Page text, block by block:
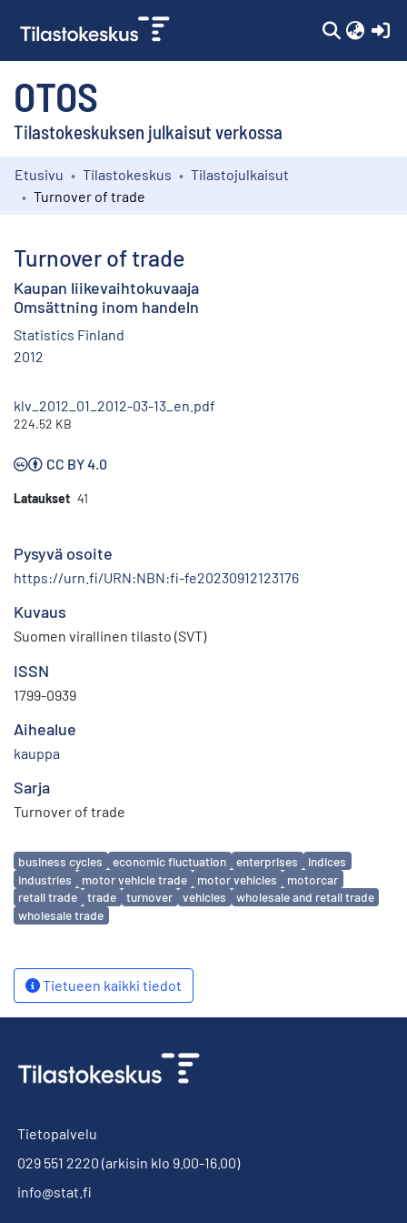
OTOS
Tilastokeskuksen julkaisut verkossa
Kokoelmat
Etusivu Tilastokeskus
Tilastojulkaisut
Turnover of trade
Turnover of trade
Kaupan liikevaihtokuvaaja
Omsättning inom handeln
Statistics Finland
2012
klv_2012_01_2012-03-13_en.pdf
224.52 KB
CC BY 4.0
Lataukset 41
Pysyvä osoite
https://urn.fi/URN:NBN:fi-fe20230912123176
Kuvaus
Suomen virallinen tilasto (SVT)
ISSN
1799-0939
Aihealue
kauppa
Sarja
Turnover of trade
Avainsanat
business cycles economic fluctuation enterprises
indices
industries
motor vehicle trade motor vehicles
motorcar
retail trade
trade turnover vehicles
wholesale and retail trade
wholesale trade
Tietueen kaikki tiedot
Tietopalvelu
029 551 2220 (arkisin klo 9.00-16.00)
info@stat.fi